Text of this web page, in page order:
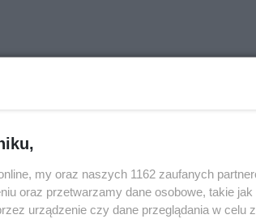
my oraz naszych 1162 zaufanych
oraz przetwarzamy dane osobowe, takie
urządzenie czy dane przeglądania w celu